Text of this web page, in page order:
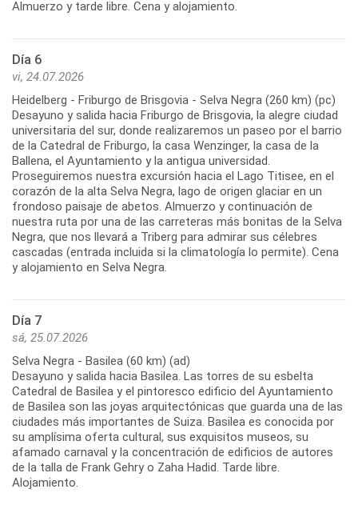
Día 6
vi, 24.07.2026
Heidelberg - Friburgo de Brisgovia - Selva Negra (260 km) (pc)
Desayuno y salida hacia Friburgo de Brisgovia, la alegre ciudad
universitaria del sur, donde realizaremos un paseo por el barrio
de la Catedral de Friburgo, la casa Wenzinger, la casa de la
Ballena, el Ayuntamiento y la antigua universidad.
Proseguiremos nuestra excursión hacia el Lago Titisee, en el
corazón de la alta Selva Negra, lago de origen glaciar en un
frondoso paisaje de abetos. Almuerzo y continuación de
nuestra ruta por una de las carreteras más bonitas de la Selva
Negra, que nos llevará a Triberg para admirar sus célebres
cascadas (entrada incluida si la climatología lo permite). Cena
Día 7
sá, 25.07.2026
Selva Negra - Basilea (60 km) (ad)
Desayuno y salida hacia Basilea. Las torres de su esbelta
Catedral de Basilea y el pintoresco edificio del Ayuntamiento
de Basilea son las joyas arquitectónicas que guarda una de las
ciudades más importantes de Suiza. Basilea es conocida por
su amplísima oferta cultural, sus exquisitos museos, su
afamado carnaval y la concentración de edificios de autores
de la talla de Frank Gehry o Zaha Hadid. Tarde libre.